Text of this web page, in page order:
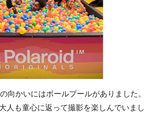
向かいにはボールプールがありました。
人も童心に返って撮影を楽しんでいまし